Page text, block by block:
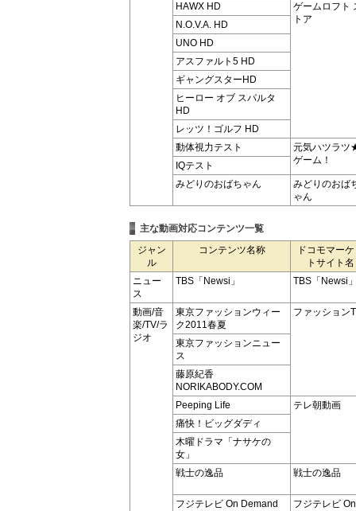
HAWX HD
ゲームロフト
トア
N.O.V.A. HD
UNO HD
アスファルト5 HD
ギャングスターHD
ヒーロー オブ スパルタ
HD
レッツ！ゴルフ HD
動体視力テスト
元気ハツラツ
ゲーム！
IQテスト
みどりのおばちゃん
みどりのおば
ゃん
主な動画対応コンテンツ一覧
ジャン
ル
コンテンツ名称
ドコモマー
トサイト名
ニュー
ス
TBS「Newsi」 TBS「Newsi
動画/音
楽/TV/ラ
ジオ
東京ファッションウィー
ク2011春夏
ファッション
東京ファッションニュー
ス
藤原紀香
NORIKABODY.COM
Peeping Life
テレ朝動画
痛快！ビッグダディ
木曜ドラマ「ナサケの
女」
戦士の逸品
戦士の逸品
フジテレビ On Demand フジテレビ On